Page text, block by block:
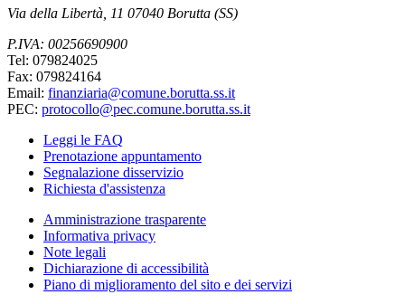
Via della Libertà, 11 07040 Borutta (SS)
P.IVA: 00256690900
Tel: 079824025
Fax: 079824164
Email: finanziaria@comune.borutta.ss.it
PEC: protocollo@pec.comune.borutta.ss.it
Leggi le FAQ
Prenotazione appuntamento
Segnalazione disservizio
Richiesta d'assistenza
Amministrazione trasparente
Informativa privacy
Note legali
Dichiarazione di accessibilità
Piano di miglioramento del sito e dei servizi